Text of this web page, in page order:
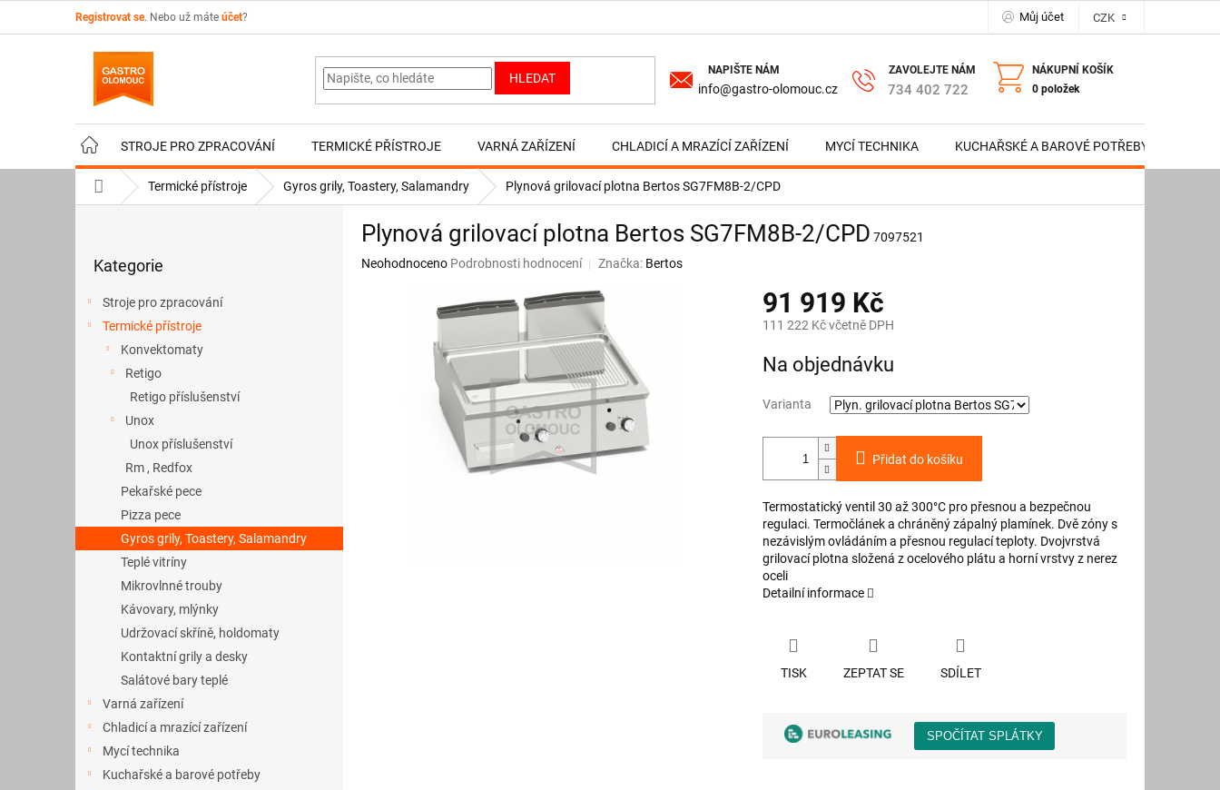
Registrovat se. Nebo už máte účet? Můj účet CZK
HLEDAT
info@gastro-olomouc.cz 734 402 722
NÁKUPNÍ KOŠÍK
0 položek
STROJE PRO ZPRACOVÁNÍ TERMICKÉ PŘÍSTROJE VARNÁ ZAŘÍZENÍ CHLADICÍ A MRAZÍCÍ ZAŘÍZENÍ MYCÍ TECHNIKA KUCHAŘSKÉ A BAROVÉ POTŘEBY
Domů Termické přístroje Gyros grily, Toastery, Salamandry Plynová grilovací plotna Bertos SG7FM8B-2/CPD
kategorie
Kategorie
Stroje pro zpracování
Termické přístroje
Konvektomaty
Retigo
Retigo příslušenství
Unox
Unox příslušenství
Rm , Redfox
Pekařské pece
Pizza pece
Gyros grily, Toastery, Salamandry
Teplé vitríny
Mikrovlnné trouby
Kávovary, mlýnky
Udržovací skříně, holdomaty
Kontaktní grily a desky
Salátové bary teplé
Varná zařízení
Chladicí a mrazící zařízení
Mycí technika
Kuchařské a barové potřeby
Plynová grilovací plotna Bertos SG7FM8B-2/CPD 7097521
Průměrné
Neohodnoceno Podrobnosti hodnocení Značka: Bertos
91 919 Kč
111 222 Kč včetně DPH
cena:
Na objednávku
Varianta
Přidat do košíku
Termostatický ventil 30 až 300°C pro přesnou a bezpečnou
regulaci. Termočlánek a chráněný zápalný plamínek. Dvě zóny s
nezávislým ovládáním a přesnou regulací teploty. Dvojvrstvá
grilovací plotna složená z ocelového plátu a horní vrstvy z nerez
oceli
Detailní informace
TISK ZEPTAT SE SDÍLET